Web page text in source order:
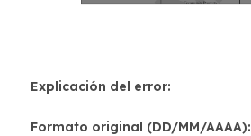
Explicación del error:
Formato original (DD/MM/AAAA):